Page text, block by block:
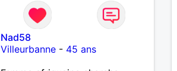
Nad58
Villeurbanne- 45 ans